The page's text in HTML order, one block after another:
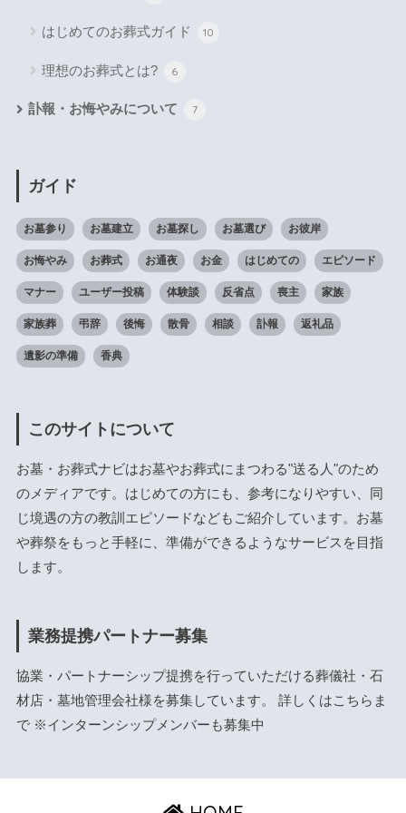
はじめてのお葬式ガイド 10
理想のお葬式とは? 6
訃報・お悔やみについて 7
ガイド
お墓参り お墓建立 お墓探し お墓選び お彼岸
お悔やみ お葬式 お通夜 お金 はじめての エピソード
マナー ユーザー投稿 体験談 反省点 喪主 家族
家族葬 弔辞 後悔 散骨 相談 訃報 返礼品
遺影の準備 香典
このサイトについて
お墓・お葬式ナビはお墓やお葬式にまつわる"送る人"のため
のメディアです。はじめての方にも、参考になりやすい、同
じ境遇の方の教訓エピソードなどもご紹介しています。お墓
や葬祭をもっと手軽に、準備ができるようなサービスを目指
します。
業務提携パートナー募集
協業・パートナーシップ提携を行っていただける葬儀社・石
材店・墓地管理会社様を募集しています。 詳しくはこちら ま
で ※インターンシップメンバーも募集中